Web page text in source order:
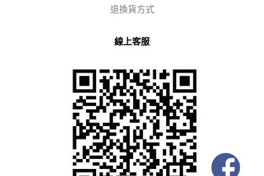
退換貨方式
線上客服